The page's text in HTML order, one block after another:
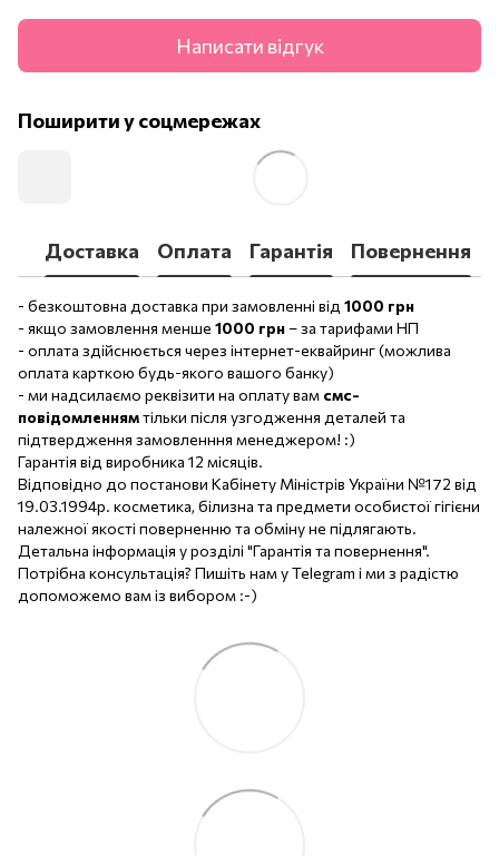
Написати відгук
Поширити у соцмережах
Доставка Оплата Гарантія Повернення
- безкоштовна доставка при замовленні від 1000 грн
- якщо замовлення менше 1000 грн– за тарифами НП
- оплата здійснюється через інтернет-еквайринг (можлива
оплата карткою будь-якого вашого банку)
- ми надсилаємо реквізити на оплату вам смс-
повідомленнямтільки після узгодження деталей та
підтвердження замовленння менеджером! :)
Гарантія від виробника 12 місяців.
Відповідно до постанови Кабінету Міністрів України №172 від
19.03.1994р. косметика, білизна та предмети особистої гігієни
належної якості поверненню та обміну не підлягають.
Детальна інформація у розділі "Гарантія та повернення".
Потрібна консультація? Пишіть нам у Telegram і ми з радістю
допоможемо вам із вибором :-)